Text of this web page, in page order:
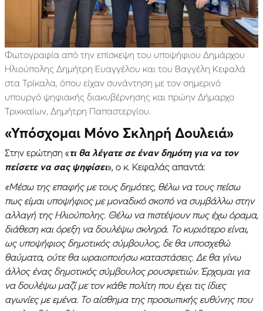
Φωτογραφία από την επίσκεψη του υποψήφιου Δημάρχου
Ηλιούπολης Δημήτρη Ευαγγέλου και του Βαγγέλη Κεφαλά
στα Τρίκαλα, όπου είχαν συνάντηση με τον σημερινό
υπουργό ψηφιακής διακυβέρνησης και πρώην Δήμαρχο
Τρικκαίων, Δημήτρη Παπαστεργίου.
«Υπόσχομαι Μόνο Σκληρή Δουλειά»
Στην ερώτηση «τι θα λέγατε σε έναν δημότη για να τον
πείσετε να σας ψηφίσει», ο κ. Κεφαλάς απαντά:
«Μέσω της επαφής με τους δημότες, θέλω να τους πείσω
πως είμαι υποψήφιος με μοναδικό σκοπό να συμβάλλω στην
αλλαγή της Ηλιούπολης. Θέλω να πιστέψουν πως έχω όραμα,
διάθεση και όρεξη να δουλέψω σκληρά. Το κυριότερο είναι,
ως υποψήφιος δημοτικός σύμβουλος, δε θα υποσχεθώ
θαύματα, ούτε θα ωραιοποιήσω καταστάσεις. Δε θα γίνω
άλλος ένας δημοτικός σύμβουλος ρουσφετιών. Έρχομαι για
να δουλέψω μαζί με τον κάθε πολίτη που έχει τις ίδιες
αγωνίες με εμένα. Το αίσθημα της προσωπικής ευθύνης που